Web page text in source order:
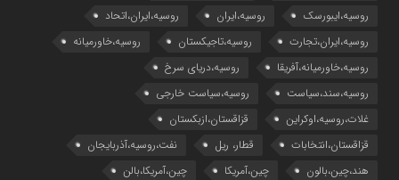
روسیه،ایبورسک
روسیه،ایران
روسیه،ایران،اتحاد
روسیه،ایران،تجارت
روسیه،تاجیکستان
روسیه،خاورمیانه
روسیه،خاورمیانه،آفریقا
روسیه،دریای سرخ
روسیه،سند،سیاست
روسیه،سیاست خارجی
غلات،روسیه،اوکراین
قزاقستان،ازبکستان
قزاقستان،انتخابات
قطار، ریل
نفت،روسیه،آذربایجان
هند،چین،بالون
چین،آمریکا
چین،آمریکا،بالن